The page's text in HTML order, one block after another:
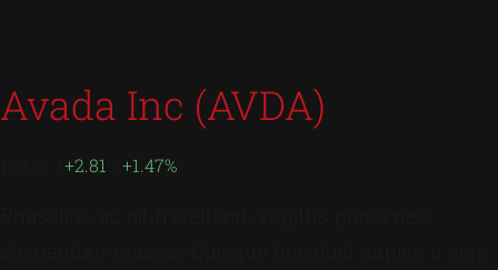
Avada Inc (AVDA)
+2.81 +1.47%